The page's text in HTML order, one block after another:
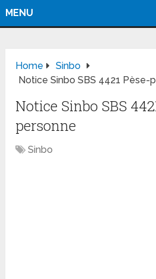
MENU
Home
Sinbo
Notice Sinbo SBS 4421 Pèse-
Notice Sinbo SBS
personne
Sinbo